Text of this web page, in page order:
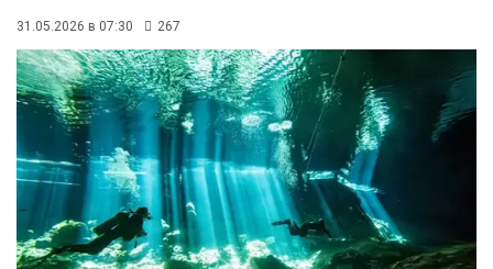
31.05.2026 в 07:30 267